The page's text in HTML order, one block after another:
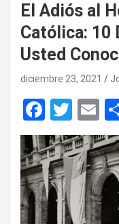
El Adiós al
Católica: 10
Usted
diciembre 23, 2021
F
a
ce
b
o
T
wi
tt
er
E
m